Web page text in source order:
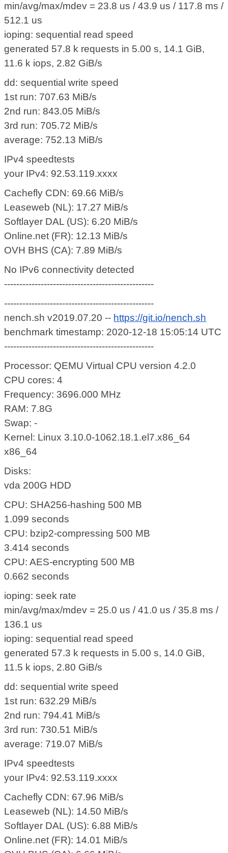
min/avg/max/mdev = 23.8 us / 43.9 us / 117.8 ms /
512.1 us
ioping: sequential read speed
generated 57.8 k requests in 5.00 s, 14.1 GiB,
11.6 k iops, 2.82 GiB/s
dd: sequential write speed
1st run: 707.63 MiB/s
2nd run: 843.05 MiB/s
3rd run: 705.72 MiB/s
average: 752.13 MiB/s
IPv4 speedtests
your IPv4: 92.53.119.xxxx
Cachefly CDN: 69.66 MiB/s
Leaseweb (NL): 17.27 MiB/s
Softlayer DAL (US): 6.20 MiB/s
Online.net (FR): 12.13 MiB/s
OVH BHS (CA): 7.89 MiB/s
No IPv6 connectivity detected
-------------------------------------------------
-------------------------------------------------
nench.sh v2019.07.20 -- https://git.io/nench.sh
benchmark timestamp: 2020-12-18 15:05:14 UTC
-------------------------------------------------
Processor: QEMU Virtual CPU version 4.2.0
CPU cores: 4
Frequency: 3696.000 MHz
RAM: 7.8G
Swap: -
Kernel: Linux 3.10.0-1062.18.1.el7.x86_64
x86_64
Disks:
vda 200G HDD
CPU: SHA256-hashing 500 MB
1.099 seconds
CPU: bzip2-compressing 500 MB
3.414 seconds
CPU: AES-encrypting 500 MB
0.662 seconds
ioping: seek rate
min/avg/max/mdev = 25.0 us / 41.0 us / 35.8 ms /
136.1 us
ioping: sequential read speed
generated 57.3 k requests in 5.00 s, 14.0 GiB,
11.5 k iops, 2.80 GiB/s
dd: sequential write speed
1st run: 632.29 MiB/s
2nd run: 794.41 MiB/s
3rd run: 730.51 MiB/s
average: 719.07 MiB/s
IPv4 speedtests
your IPv4: 92.53.119.xxxx
Cachefly CDN: 67.96 MiB/s
Leaseweb (NL): 14.50 MiB/s
Softlayer DAL (US): 6.88 MiB/s
Online.net (FR): 14.01 MiB/s